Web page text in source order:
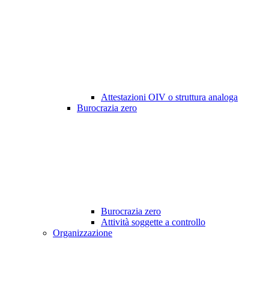
Attestazioni OIV o struttura analoga
Burocrazia zero
Burocrazia zero
Attività soggette a controllo
Organizzazione